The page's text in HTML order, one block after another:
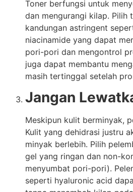
Toner berfungsi untuk
dan mengurangi kilap. Pilih
kandungan astringent
niacinamide yang dapat
pori-pori dan mengontrol
juga dapat membantu
masih tertinggal setelah
Jangan
Meskipun kulit berminyak,
Kulit yang dehidrasi justru
minyak berlebih. Pilih
gel yang ringan dan non-
menyumbat pori-pori).
seperti hyaluronic acid